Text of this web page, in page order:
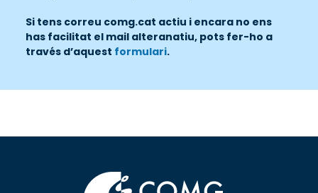
Si tens correu comg.cat actiu i encara no ens
has facilitat el mail alteranatiu, pots fer-ho a
través d’aquest formulari.